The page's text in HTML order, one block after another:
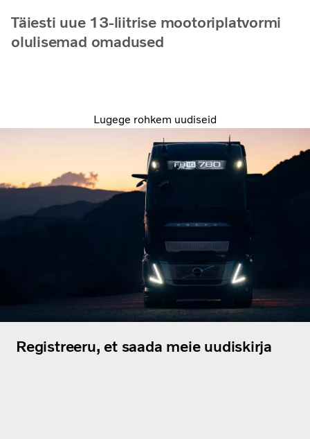
Täiesti uue 13-liitrise mootoriplatvormi
olulisemad omadused
Lugege rohkem uudiseid
Registreeru, et saada meie uudiskirja